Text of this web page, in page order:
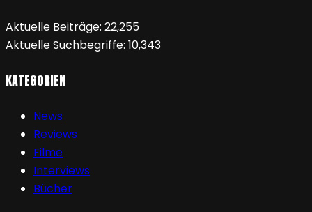
Aktuelle Beiträge: 22,255
Aktuelle Suchbegriffe: 10,343
KATEGORIEN
News
Reviews
Filme
Interviews
Bücher